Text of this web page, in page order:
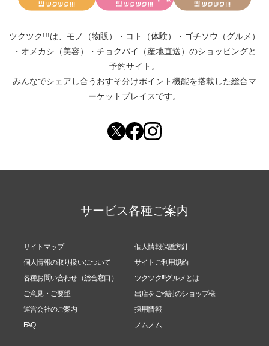
ツクツク!!!は、 モノ（物販） ・ コト（体験） ・ ゴチソウ（グルメ）
・ オメカシ（美容） ・ チョクバイ（産地直送） のショッピングと
予約サイト。
みんなでシェアし合う おすそ分けポイント機能を搭載した総合マ
ーケットプレイスです。
サービス各種ご案内
サイトマップ
個人情報保護方針
個人情報の取り扱いについて
サイトご利用規約
各種お問い合わせ（総合窓口）
ツクツク!!!グルメとは
ご意見・ご要望
出店をご検討のショップ様
運営会社のご案内
採用情報
FAQ
ノムノム